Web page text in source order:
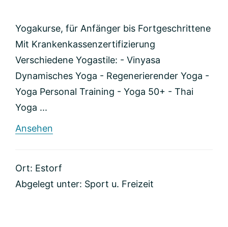
Yogakurse, für Anfänger bis Fortgeschrittene
Mit Krankenkassenzertifizierung
Verschiedene Yogastile: - Vinyasa
Dynamisches Yoga - Regenerierender Yoga -
Yoga Personal Training - Yoga 50+ - Thai
Yoga ...
Ansehen
Ort: Estorf
Abgelegt unter: Sport u. Freizeit